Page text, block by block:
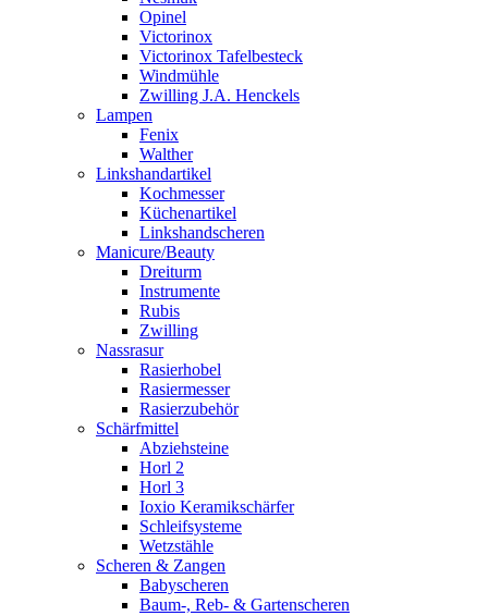
Opinel
Victorinox
Victorinox Tafelbesteck
Windmühle
Zwilling J.A. Henckels
Lampen
Fenix
Walther
Linkshandartikel
Kochmesser
Küchenartikel
Linkshandscheren
Manicure/Beauty
Dreiturm
Instrumente
Rubis
Zwilling
Nassrasur
Rasierhobel
Rasiermesser
Rasierzubehör
Schärfmittel
Abziehsteine
Horl 2
Horl 3
Ioxio Keramikschärfer
Schleifsysteme
Wetzstähle
Scheren & Zangen
Babyscheren
Baum-, Reb- & Gartenscheren